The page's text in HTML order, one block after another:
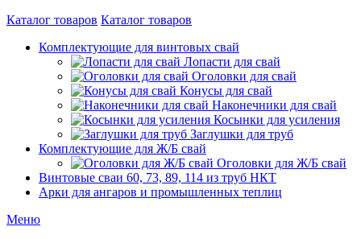
Каталог товаров Каталог товаров
Комплектующие для винтовых свай
Лопасти для свай
Оголовки для свай
Конусы для свай
Наконечники для свай
Косынки для усиления
Заглушки для труб
Комплектующие для Ж/Б свай
Оголовки для Ж/Б свай
Винтовые сваи 60, 73, 89, 114 из труб НКТ
Арки для ангаров и промышленных теплиц
Меню